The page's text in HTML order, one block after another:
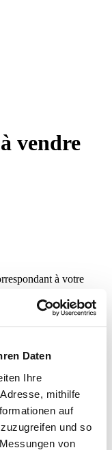
Daten
Ihre
mithilfe
auf
und so
von
vendre
à votre
à vos filtres de